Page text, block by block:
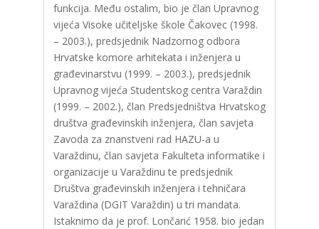
funkcija. Među ostalim, bio je član Upravnog
vijeća Visoke učiteljske škole Čakovec (1998.
– 2003.), predsjednik Nadzornog odbora
Hrvatske komore arhitekata i inženjera u
građevinarstvu (1999. – 2003.), predsjednik
Upravnog vijeća Studentskog centra Varaždin
(1999. – 2002.), član Predsjedništva Hrvatskog
društva građevinskih inženjera, član savjeta
Zavoda za znanstveni rad HAZU-a u
Varaždinu, član savjeta Fakulteta informatike i
organizacije u Varaždinu te predsjednik
Društva građevinskih inženjera i tehničara
Varaždina (DGIT Varaždin) u tri mandata.
Istaknimo da je prof. Lončarić 1958. bio jedan